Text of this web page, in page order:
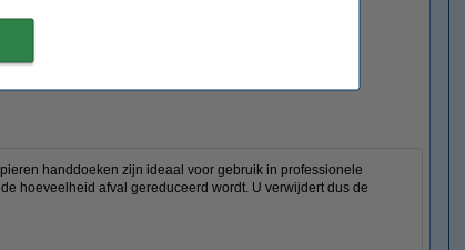
handdoeken zijn ideaal voor gebruik in professionele
hoeveelheid afval gereduceerd wordt. U verwijdert dus de